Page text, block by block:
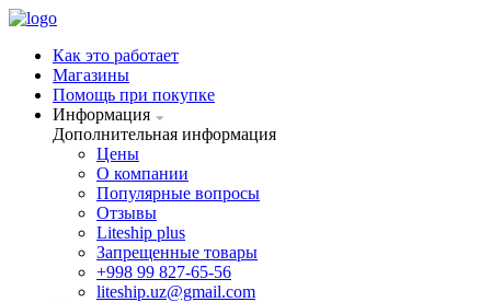
Как это работает
Магазины
Помощь при покупке
Информация
Дополнительная информация
Цены
О компании
Популярные вопросы
Отзывы
Liteship plus
Запрещенные товары
+998 99 827-65-56
liteship.uz@gmail.com